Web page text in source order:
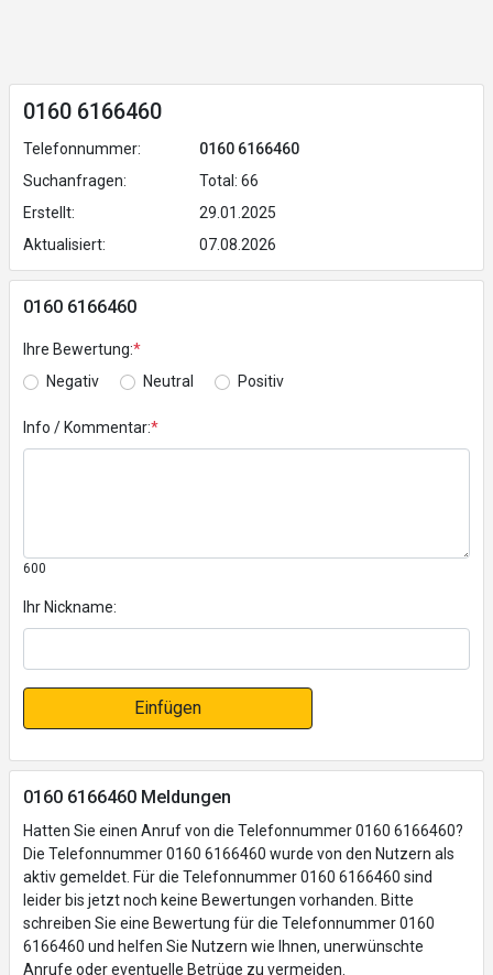
0160 6166460
Telefonnummer:
0160 6166460
Suchanfragen:
Total: 66
Erstellt:
29.01.2025
Aktualisiert:
07.08.2026
0160 6166460
Ihre Bewertung:*
Negativ
Neutral Positiv
Info / Kommentar:*
600
Ihr Nickname:
Einfügen
0160 6166460 Meldungen
Hatten Sie einen Anruf von die Telefonnummer 0160 6166460?
Die Telefonnummer 0160 6166460 wurde von den Nutzern als
aktiv gemeldet. Für die Telefonnummer 0160 6166460 sind
leider bis jetzt noch keine Bewertungen vorhanden. Bitte
schreiben Sie eine Bewertung für die Telefonnummer 0160
6166460 und helfen Sie Nutzern wie Ihnen, unerwünschte
Anrufe oder eventuelle Betrüge zu vermeiden.